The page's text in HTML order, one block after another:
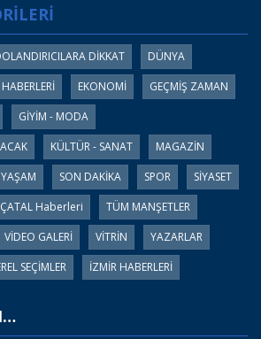
DİKKAT
DÜNYA
HABERLERİ EKONOMİ
GEÇMİŞ ZAMAN
GİYİM - MODA
KÜLTÜR - SANAT
MAGAZİN
SON DAKİKA SPOR
SİYASET
Haberleri
TÜM MANŞETLER
VİDEO GALERİ VİTRİN
YAZARLAR
SEÇİMLER İZMİR HABERLERİ